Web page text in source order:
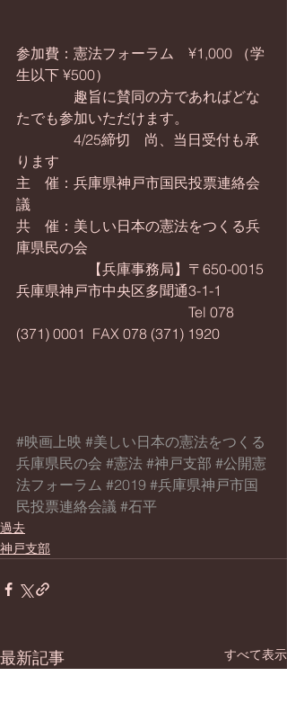
参加費：憲法フォーラム　¥1,000 （学
生以下 ¥500）
趣旨に賛同の方であればどな
たでも参加いただけます。
4/25締切　尚、当日受付も承
ります
主　催：兵庫県神戸市国民投票連絡会
議
共　催：美しい日本の憲法をつくる兵
庫県民の会
【兵庫事務局】〒650-0015
兵庫県神戸市中央区多聞通3-1-1
Tel 078
(371) 0001  FAX 078 (371) 1920
#映画上映 #美しい日本の憲法をつくる
兵庫県民の会 #憲法 #神戸支部 #公開憲
法フォーラム #2019 #兵庫県神戸市国
民投票連絡会議 #石平
過去
神戸支部
最新記事 すべて表示